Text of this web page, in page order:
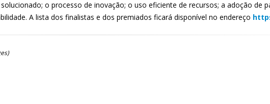
o processo de inovação; o uso eficiente de recursos; a adoção de
A lista dos finalistas e dos premiados ficará disponível no endereço